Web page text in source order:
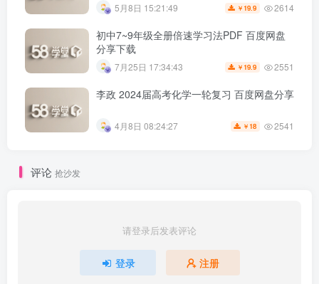
5月8日 15:21:49 ￥ 19.9 2614
初中7~9年级全册倍速学习法PDF 百度网盘
分享下载
7月25日 17:34:43 ￥ 19.9 2551
李政 2024届高考化学一轮复习 百度网盘分享
4月8日 08:24:27 ￥ 18 2541
评论 抢沙发
请登录后发表评论
登录 注册